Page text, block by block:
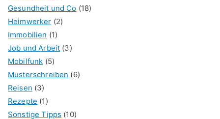
Gesundheit und Co (18)
Heimwerker (2)
Immobilien (1)
Job und Arbeit (3)
Mobilfunk (5)
Musterschreiben (6)
Reisen (3)
Rezepte (1)
Sonstige Tipps (10)